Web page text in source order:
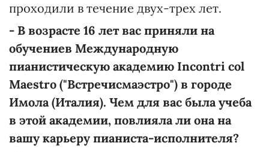
проходили в течение двух-трех лет.
- В возрасте 16 лет вас приняли на
обучениев Международную
пианистическую академию Incontri col
Maestro ("Встречисмаэстро") в городе
Имола(Италия). Чем для вас была учеба
в этой академии, повлияла ли она на
вашу карьеру пианиста-исполнителя?